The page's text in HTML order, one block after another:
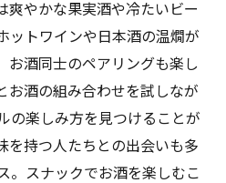
爽やかな果実酒や冷たいビー
ットワインや日本酒の温燗が
お酒同士のペアリングも楽し
お酒の組み合わせを試しなが
の楽しみ方を見つけることが
を持つ人たちとの出会いも多
。スナックでお酒を楽しむこ